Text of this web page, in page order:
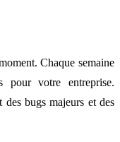
Chaque semaine
pour votre entreprise.
des bugs majeurs et des